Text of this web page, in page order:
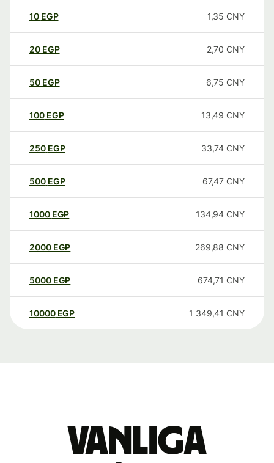
10 EGP 1,35 CNY
20 EGP 2,70 CNY
50 EGP 6,75 CNY
100 EGP 13,49 CNY
250 EGP 33,74 CNY
500 EGP 67,47 CNY
1000 EGP 134,94 CNY
2000 EGP 269,88 CNY
5000 EGP 674,71 CNY
10000 EGP 1 349,41 CNY
Vanliga